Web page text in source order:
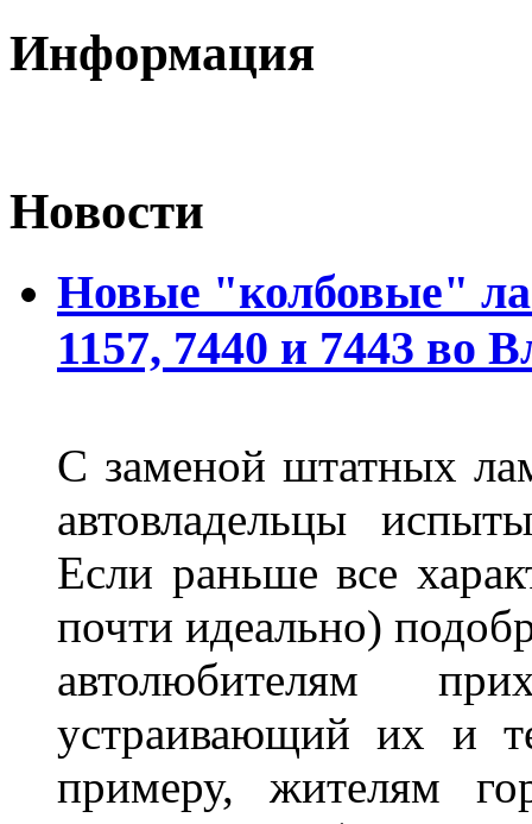
Информация
Новости
Новые "колбовые"
1157, 7440 и 7443 во
С заменой штатных
автовладельцы
Если раньше все
почти идеально)
автолюбителям
устраивающий их и
примеру, жителям